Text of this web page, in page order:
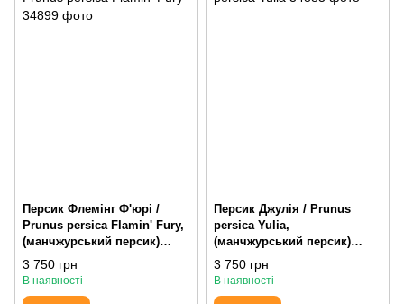
Персик Флемінг Ф'юрі /
Prunus persica Flamin' Fury,
(манчжурський персик)
H150-200 St60-80 С20 AirPot
3 750 грн
В наявності
Персик Джулія / Prunus
persica Yulia,
(манчжурський персик)
H150-200 St60-80 С20 AirPot
3 750 грн
В наявності